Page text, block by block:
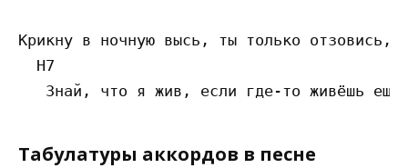
Крикну в ночную высь, ты только отзовись,
H7
Табулатуры аккордов в песне